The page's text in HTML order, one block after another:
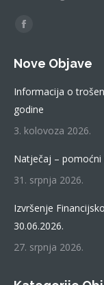
Find us on:
Facebook
opens
in
new
Nove Objave
Informacija o
godine
3. kolovoza 2026.
Natječaj – pomoćni
31. srpnja 2026.
Izvršenje
30.06.2026.
27. srpnja 2026.